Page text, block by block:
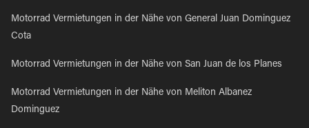
Motorrad Vermietungen in der Nähe von General Juan Dominguez
Cota
Motorrad Vermietungen in der Nähe von San Juan de los Planes
Motorrad Vermietungen in der Nähe von Meliton Albanez
Dominguez